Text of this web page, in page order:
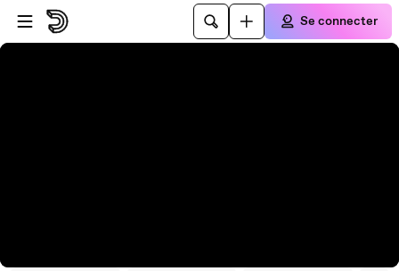
Passer au player
Passer au contenu principal
Se connecter